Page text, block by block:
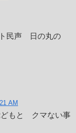
民声 日の丸の
AM
もと クマない事